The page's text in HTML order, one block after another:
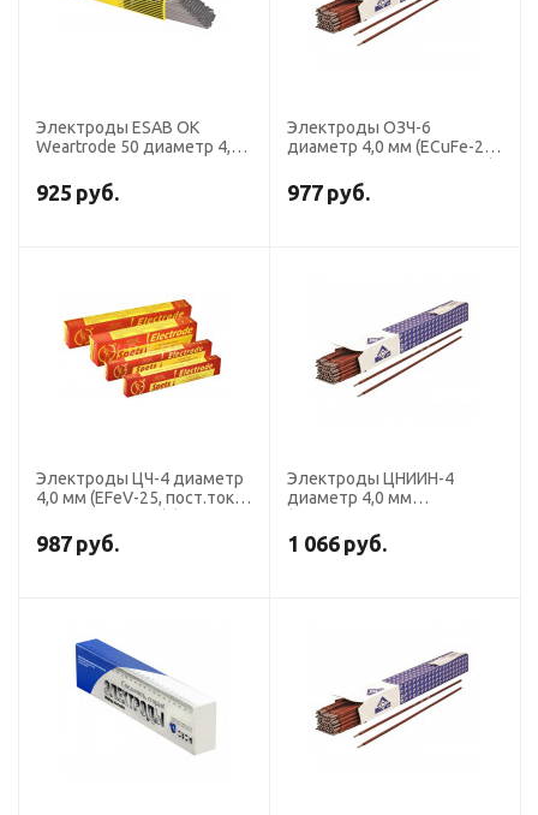
Электроды ESAB OK
Weartrode 50 диаметр 4,0
925 руб.
Электроды ОЗЧ-6
диаметр 4,0 мм (ECuFe-25,
(пачка 5 кг, ЛЭЗ)
977 руб.
Электроды ЦЧ-4 диаметр
4,0 мм (EFeV-25, пост.ток,
кг, Спецэлектрод)
987 руб.
Электроды ЦНИИН-4
диаметр 4,0 мм
основное) (пачка 5 кг, ЛЭЗ)
1 066 руб.